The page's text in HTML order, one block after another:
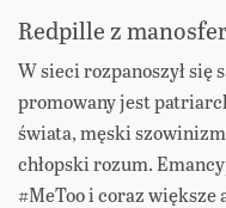
Redpille z
W sieci rozpanoszył się
promowany jest
świata, męski
chłopski rozum.
#MeToo i coraz większe